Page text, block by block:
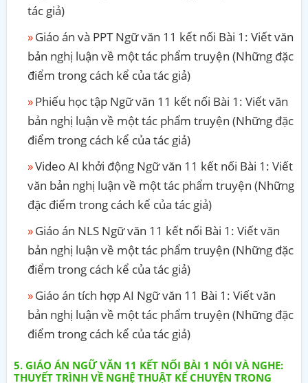
tác giả)
Giáo án và PPT Ngữ văn 11 kết nối Bài 1: Viết văn
bản nghị luận về một tác phẩm truyện (Những đặc
điểm trong cách kể của tác giả)
Phiếu học tập Ngữ văn 11 kết nối Bài 1: Viết văn
bản nghị luận về một tác phẩm truyện (Những đặc
điểm trong cách kể của tác giả)
Video AI khởi động Ngữ văn 11 kết nối Bài 1: Viết
văn bản nghị luận về một tác phẩm truyện (Những
đặc điểm trong cách kể của tác giả)
Giáo án NLS Ngữ văn 11 kết nối Bài 1: Viết văn
bản nghị luận về một tác phẩm truyện (Những đặc
điểm trong cách kể của tác giả)
Giáo án tích hợp AI Ngữ văn 11 Bài 1: Viết văn
bản nghị luận về một tác phẩm truyện (Những đặc
điểm trong cách kể của tác giả)
GIÁO ÁN NGỮ VĂN 11 KẾT NỐI BÀI 1 NÓI VÀ NGHE:
THUYẾT TRÌNH VỀ NGHỆ THUẬT KỂ CHUYỆN TRONG